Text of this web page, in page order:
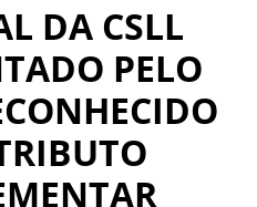
DA CSLL
PELO